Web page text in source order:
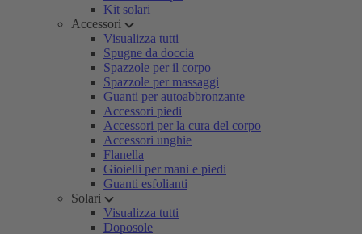
Kit solari
Accessori
Visualizza tutti
Spugne da doccia
Spazzole per il corpo
Spazzole per massaggi
Guanti per autoabbronzante
Accessori piedi
Accessori per la cura del corpo
Accessori unghie
Flanella
Gioielli per mani e piedi
Guanti esfolianti
Solari
Visualizza tutti
Doposole